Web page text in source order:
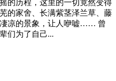
的历程，这里的一切竟然变得
的家舍、长满紫茎泽兰草、藤
凉的景象，让人咿嘘…… 曾
们为了自己...